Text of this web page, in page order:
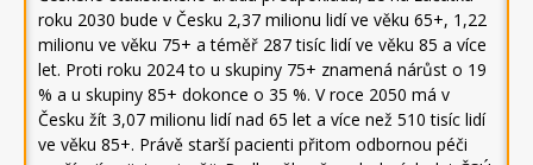
roku 2030 bude v Česku 2,37 milionu lidí ve věku 65+, 1,22
milionu ve věku 75+ a téměř 287 tisíc lidí ve věku 85 a více
let. Proti roku 2024 to u skupiny 75+ znamená nárůst o 19
% a u skupiny 85+ dokonce o 35 %. V roce 2050 má v
Česku žít 3,07 milionu lidí nad 65 let a více než 510 tisíc lidí
ve věku 85+. Právě starší pacienti přitom odbornou péči